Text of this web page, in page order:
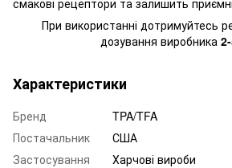
При використанні дотримуйтесь
дозування виробника
Характеристики
Бренд
TPA/TFA
Постачальник
США
Застосування
Харчові вироби